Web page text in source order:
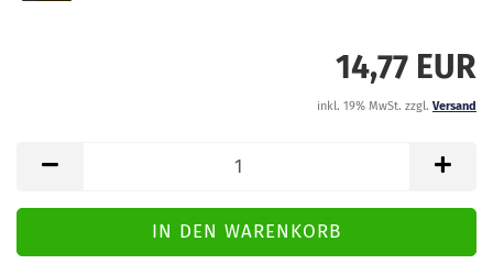
14,77 EUR
inkl. 19% MwSt. zzgl. Versand